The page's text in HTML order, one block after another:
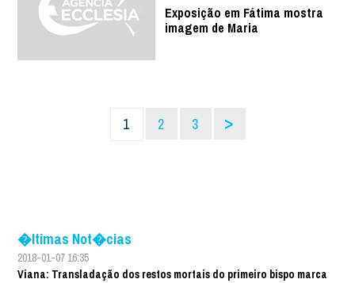
Exposição em Fátima mostra
imagem de Maria
1 2 3 >
�ltimas Not�cias
2018-01-07 16:35
Viana: Transladação dos restos mortais do primeiro bispo marca